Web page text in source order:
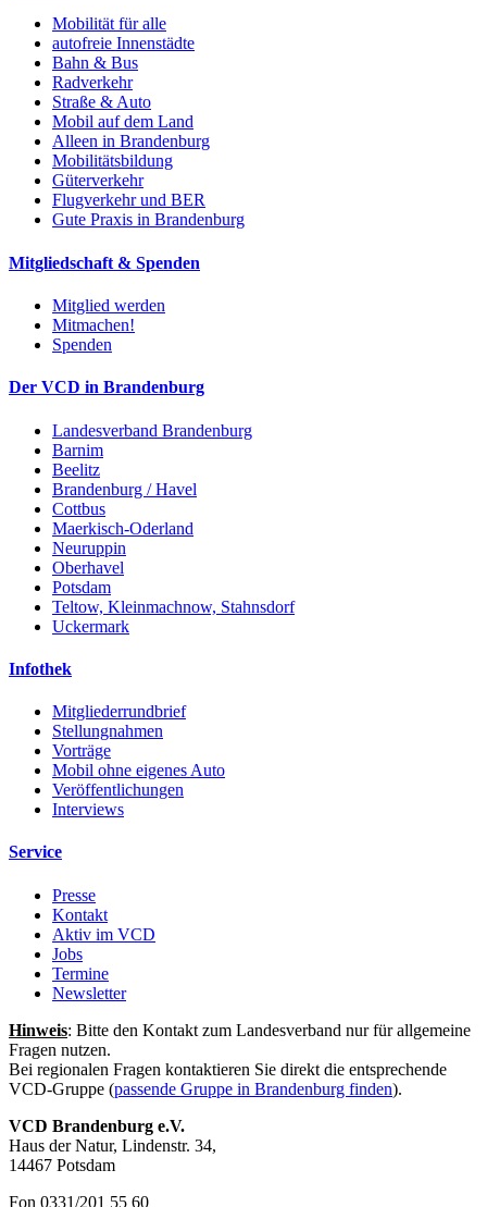
Mobilität für alle
autofreie Innenstädte
Bahn & Bus
Radverkehr
Straße & Auto
Mobil auf dem Land
Alleen in Brandenburg
Mobilitätsbildung
Güterverkehr
Flugverkehr und BER
Gute Praxis in Brandenburg
Mitgliedschaft & Spenden
Mitglied werden
Mitmachen!
Spenden
Der VCD in Brandenburg
Landesverband Brandenburg
Barnim
Beelitz
Brandenburg / Havel
Cottbus
Maerkisch-Oderland
Neuruppin
Oberhavel
Potsdam
Teltow, Kleinmachnow, Stahnsdorf
Uckermark
Infothek
Mitgliederrundbrief
Stellungnahmen
Vorträge
Mobil ohne eigenes Auto
Veröffentlichungen
Interviews
Service
Presse
Kontakt
Aktiv im VCD
Jobs
Termine
Newsletter
Hinweis: Bitte den Kontakt zum Landesverband nur für allgemeine
Fragen nutzen.
Bei regionalen Fragen kontaktieren Sie direkt die entsprechende
VCD-Gruppe (passende Gruppe in Brandenburg finden).
VCD Brandenburg e.V.
Haus der Natur, Lindenstr. 34,
14467 Potsdam
Fon 0331/201 55 60